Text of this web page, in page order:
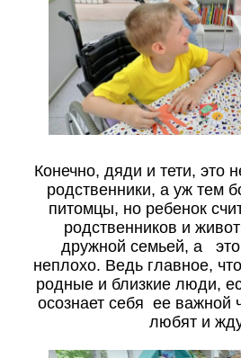
Конечно, дяди и тети, это
родственники, а уж тем
питомцы, но ребенок
родственников и
дружной семьей, а
неплохо. Ведь главное,
родные и близкие люди,
осознает себя ее важной
любят и